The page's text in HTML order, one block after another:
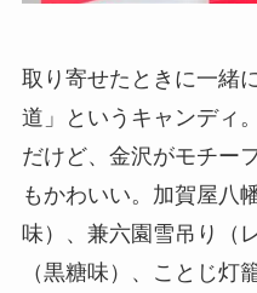
取り寄せたときに一緒
道」というキャンディ
だけど、金沢がモチー
もかわいい。加賀屋八
味）、兼六園雪吊り（
（黒糖味）、ことじ灯